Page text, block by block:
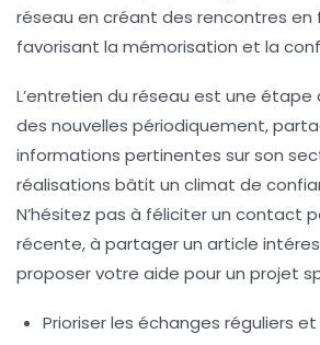
réseau en créant des rencontres en
favorisant la mémorisation et la
L’entretien du réseau est une étape
des nouvelles périodiquement,
informations pertinentes sur son
réalisations bâtit un climat de
N’hésitez pas à féliciter un contact
récente, à partager un article
proposer votre aide pour un projet
Prioriser les échanges réguliers